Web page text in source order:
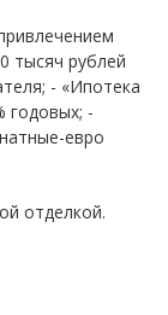
тысяч рублей
- «Ипотека
годовых; -
евро
отделкой.